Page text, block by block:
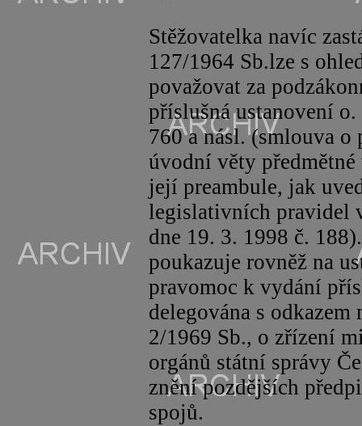
Stěžovatelka navíc
127/1964 Sb.lze s
považovat za
příslušná ustanovení
760 a násl. (smlouva o
úvodní věty
její preambule, jak
legislativních pravidel
dne 19. 3. 1998 č.
poukazuje rovněž na
pravomoc k vydání
delegována s
2/1969 Sb., o zřízení
orgánů státní správy
znění pozdějších
spojů.